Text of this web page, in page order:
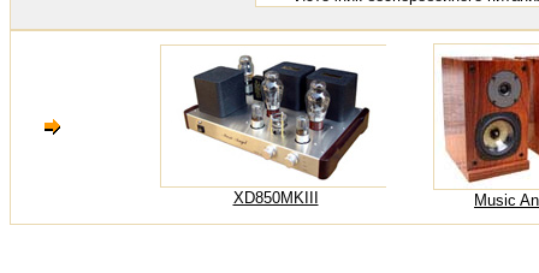
XD850MKIII Music